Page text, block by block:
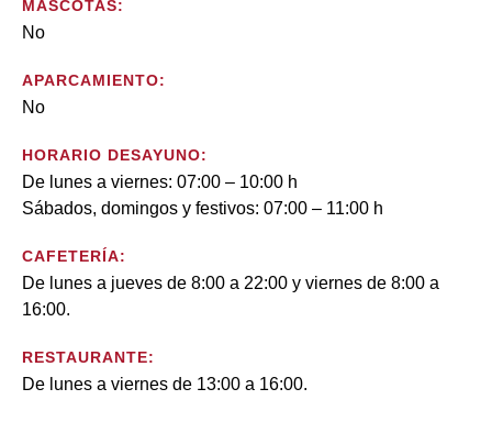
MASCOTAS:
No
APARCAMIENTO:
No
HORARIO DESAYUNO:
De lunes a viernes: 07:00 – 10:00 h
Sábados, domingos y festivos: 07:00 – 11:00 h
CAFETERÍA:
De lunes a jueves de 8:00 a 22:00 y viernes de 8:00 a
16:00.
RESTAURANTE:
De lunes a viernes de 13:00 a 16:00.